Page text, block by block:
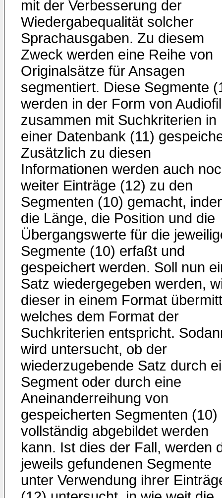
mit der Verbesserung der
Wiedergabequalität solcher
Sprachausgaben. Zu diesem
Zweck werden eine Reihe von
Originalsätze für Ansagen
segmentiert. Diese Segmente
werden in der Form von
zusammen mit Suchkriterien in
einer Datenbank (11)
Zusätzlich zu diesen
Informationen werden auch
weiter Einträge (12) zu den
Segmenten (10) gemacht,
die Länge, die Position und die
Übergangswerte für die
Segmente (10) erfaßt und
gespeichert werden. Soll nun
Satz wiedergegeben werden,
dieser in einem Format
welches dem Format der
Suchkriterien entspricht.
wird untersucht, ob der
wiederzugebende Satz durch
Segment oder durch eine
Aneinanderreihung von
gespeicherten Segmenten (10)
vollständig abgebildet werden
kann. Ist dies der Fall, werden
jeweils gefundenen Segmente
unter Verwendung ihrer